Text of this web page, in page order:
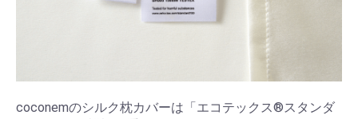
coconemのシルク枕カバーは「エコテックス®スタンダ